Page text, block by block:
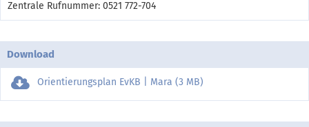
Zentrale Rufnummer: 0521 772-704
Download
Orientierungsplan EvKB | Mara (3 MB)